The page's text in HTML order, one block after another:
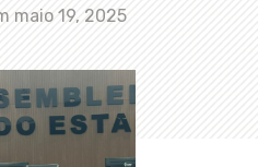
maio 19, 2025